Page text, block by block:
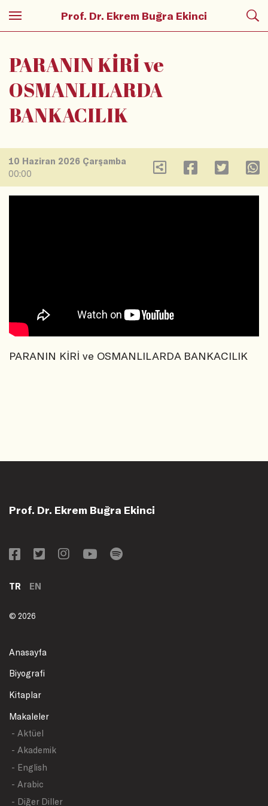
Prof. Dr. Ekrem Buğra Ekinci
PARANIN KİRİ ve
OSMANLILARDA
BANKACILIK
PARANIN KİRİ ve OSMANLILARDA BANKACILIK
10 Haziran 2026 Çarşamba
00:00
Prof. Dr. Ekrem Buğra Ekinci
TR EN
© 2026
Anasayfa
Biyografi
Kitaplar
Makaleler
- Aktüel
- Akademik
- English
- Arabic
- Diğer Diller